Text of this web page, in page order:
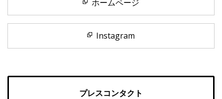
ホームページ
Instagram
プレスコンタクト